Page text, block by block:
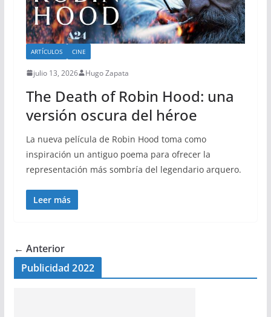
ARTÍCULOS CINE
julio 13, 2026 Hugo Zapata
The Death of Robin Hood: una
versión oscura del héroe
La nueva película de Robin Hood toma como
inspiración un antiguo poema para ofrecer la
representación más sombría del legendario arquero.
Leer más
← Anterior
Publicidad 2022